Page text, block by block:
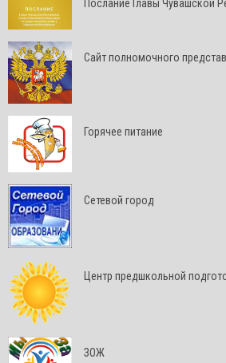
Послание Главы Чувашской
Cайт полномочного
Горячее питание
Сетевой город
Центр предшкольной
ЗОЖ